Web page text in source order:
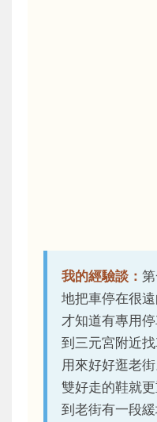
我的經驗談：
地把車停在很
才知道有專用
到三元宮附近
用來好好逛老
雙好走的鞋就
到老街有一段緩